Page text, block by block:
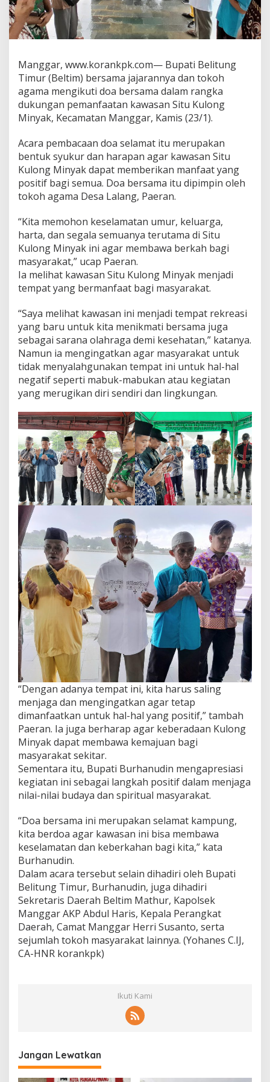
Manggar, www.korankpk.com— Bupati Belitung
Timur (Beltim) bersama jajarannya dan tokoh
agama mengikuti doa bersama dalam rangka
dukungan pemanfaatan kawasan Situ Kulong
Minyak, Kecamatan Manggar, Kamis (23/1).
Acara pembacaan doa selamat itu merupakan
bentuk syukur dan harapan agar kawasan Situ
Kulong Minyak dapat memberikan manfaat yang
positif bagi semua. Doa bersama itu dipimpin oleh
tokoh agama Desa Lalang, Paeran.
“Kita memohon keselamatan umur, keluarga,
harta, dan segala semuanya terutama di Situ
Kulong Minyak ini agar membawa berkah bagi
masyarakat,” ucap Paeran.
Ia melihat kawasan Situ Kulong Minyak menjadi
tempat yang bermanfaat bagi masyarakat.
“Saya melihat kawasan ini menjadi tempat rekreasi
yang baru untuk kita menikmati bersama juga
sebagai sarana olahraga demi kesehatan,” katanya.
Namun ia mengingatkan agar masyarakat untuk
tidak menyalahgunakan tempat ini untuk hal-hal
negatif seperti mabuk-mabukan atau kegiatan
yang merugikan diri sendiri dan lingkungan.
“Dengan adanya tempat ini, kita harus saling
menjaga dan mengingatkan agar tetap
dimanfaatkan untuk hal-hal yang positif,” tambah
Paeran. Ia juga berharap agar keberadaan Kulong
Minyak dapat membawa kemajuan bagi
masyarakat sekitar.
Sementara itu, Bupati Burhanudin mengapresiasi
kegiatan ini sebagai langkah positif dalam menjaga
nilai-nilai budaya dan spiritual masyarakat.
“Doa bersama ini merupakan selamat kampung,
kita berdoa agar kawasan ini bisa membawa
keselamatan dan keberkahan bagi kita,” kata
Burhanudin.
Dalam acara tersebut selain dihadiri oleh Bupati
Belitung Timur, Burhanudin, juga dihadiri
Sekretaris Daerah Beltim Mathur, Kapolsek
Manggar AKP Abdul Haris, Kepala Perangkat
Daerah, Camat Manggar Herri Susanto, serta
sejumlah tokoh masyarakat lainnya. (Yohanes C.IJ,
CA-HNR korankpk)
Ikuti Kami
Jangan Lewatkan